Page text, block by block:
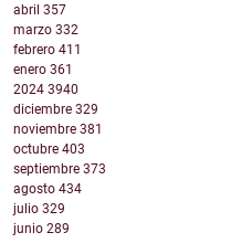
abril 357
marzo 332
febrero 411
enero 361
2024 3940
diciembre 329
noviembre 381
octubre 403
septiembre 373
agosto 434
julio 329
junio 289